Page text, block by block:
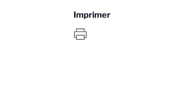
Imprimer